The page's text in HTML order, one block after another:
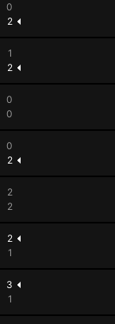
0
2
1
2
0
0
0
2
2
2
2
1
3
1